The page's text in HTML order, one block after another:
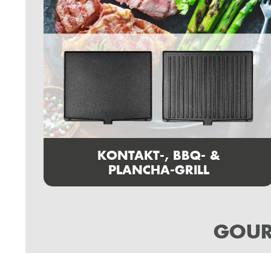
KONTAKT-, BBQ- &
PLANCHA-GRILL